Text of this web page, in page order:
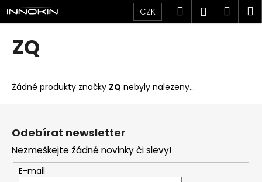
Přejít
na
obsah
CZK Hledat
ZQ
Žádné produkty značky ZQ nebyly nalezeny...
K
o
o
p
o
t
ř
e
b
Z
Odebírat newsletter
Nezmeškejte žádné novinky či slevy!
E-mail